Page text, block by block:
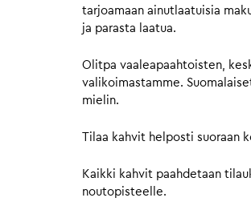
tarjoamaan ainutlaatuisia
ja parasta laatua.
Olitpa vaaleapaahtoisten,
valikoimastamme.
mielin.
Tilaa kahvit helposti suoraan
Kaikki kahvit paahdetaan
noutopisteelle.